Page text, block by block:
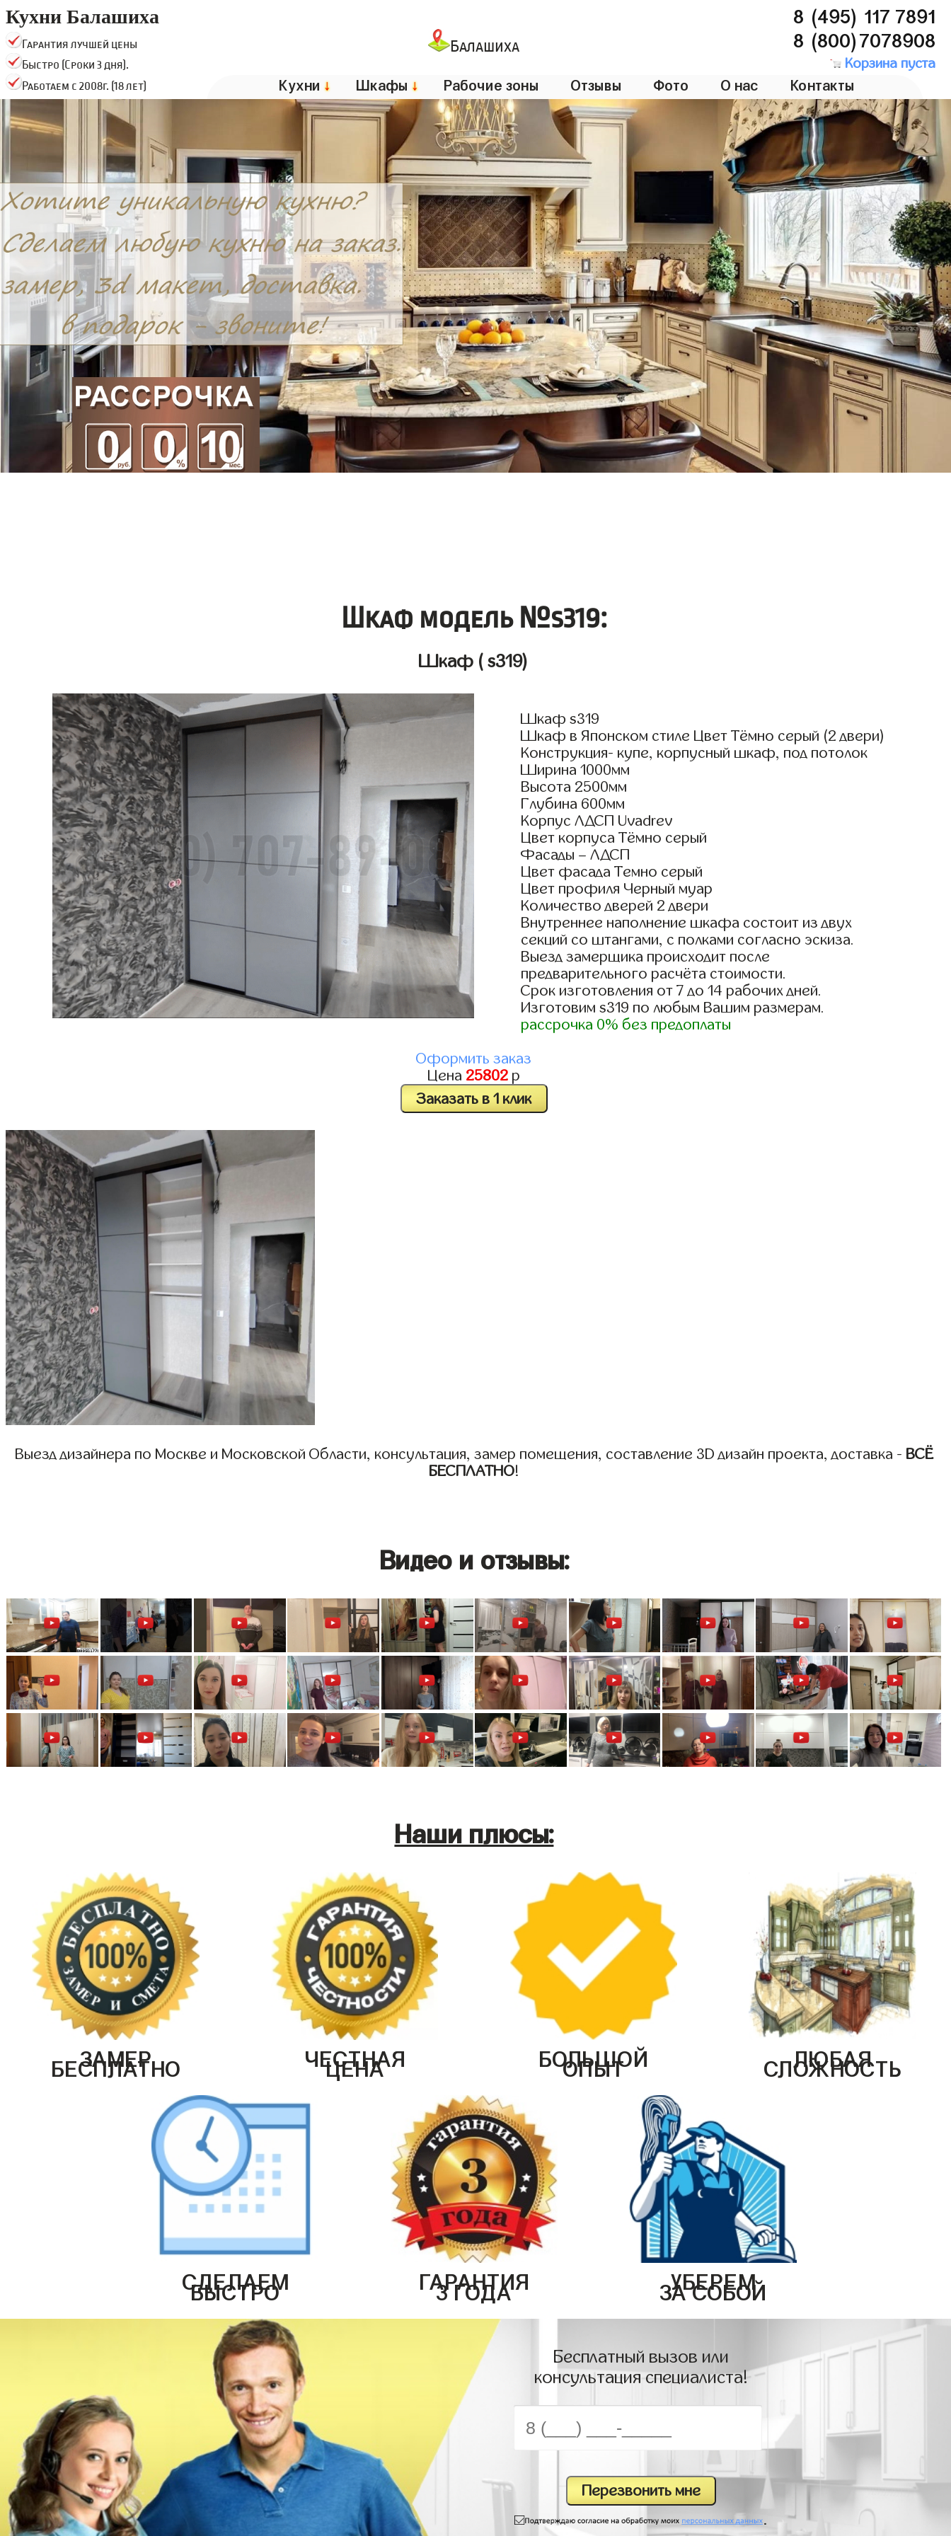
Кухни Балашиха
Гарантия лучшей цены
Быстро (Сроки 3 дня).
Работаем с 2008г. (18 лет)
Балашиха
8 (495) 117 7891
8 (800)7078908
Корзина пуста
Кухни ↓ Шкафы ↓ Рабочие зоны Отзывы Фото О нас Контакты
Шкаф модель №s319:
Шкаф ( s319)
Шкаф s319
Шкаф в Японском стиле Цвет Тёмно серый (2 двери)
Конструкция- купе, корпусный шкаф, под потолок
Ширина 1000мм
Высота 2500мм
Глубина 600мм
Корпус ЛДСП Uvadrev
Цвет корпуса Тёмно серый
Фасады – ЛДСП
Цвет фасада Темно серый
Цвет профиля Черный муар
Количество дверей 2 двери
Внутреннее наполнение шкафа состоит из двух
секций со штангами, с полками согласно эскиза.
Выезд замерщика происходит после
предварительного расчёта стоимости.
Срок изготовления от 7 до 14 рабочих дней.
Изготовим s319 по любым Вашим размерам.
рассрочка 0% без предоплаты
Оформить заказ
Цена 25802 р
Заказать в 1 клик
Выезд дизайнера по Москве и Московской Области, консультация, замер помещения, составление 3D дизайн проекта, доставка - ВСЁ
БЕСПЛАТНО!
Видео и отзывы:
Наши плюсы:
ЗАМЕР
БЕСПЛАТНО ЧЕСТНАЯ
ЦЕНА БОЛЬШОЙ
ОПЫТ ЛЮБАЯ
СЛОЖНОСТЬ
СДЕЛАЕМ
БЫСТРО ГАРАНТИЯ
3 ГОДА УБЕРЕМ
ЗА СОБОЙ
Бесплатный вызов или
консультация специалиста!
.